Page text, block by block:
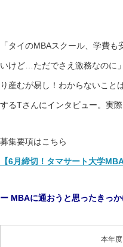
「タイのMBAスクール、学費
いけど…ただでさえ激務なのに
り産むが易し！わからないこと
するTさんにインタビュー。実
募集要項はこちら
【6月締切！タマサート大学
ー MBAに通おうと思ったきっ
本年